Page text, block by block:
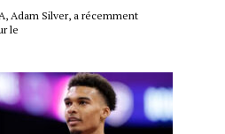
Adam Silver, a récemment
le